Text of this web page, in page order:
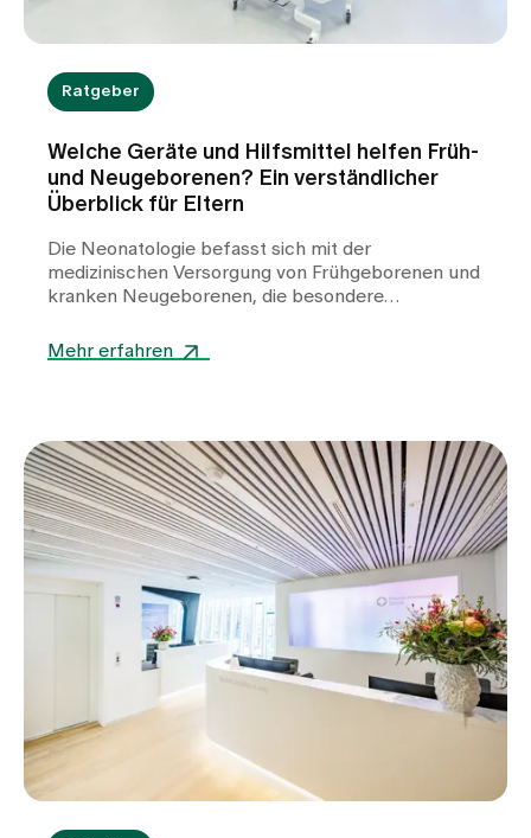
Ratgeber
Welche Geräte und Hilfsmittel helfen Früh-
und Neugeborenen? Ein verständlicher
Überblick für Eltern
Die Neonatologie befasst sich mit der
medizinischen Versorgung von Frühgeborenen und
kranken Neugeborenen, die besondere
Neonatologie am Spital Zollikerberg werden
lebenswichtige Funktionen zu stabilisieren, die
Entwicklung zu unterstützen und den kleinen
Patientinnen und Patienten einen bestmöglichen
Start ins Leben zu ermöglichen.
Mehr erfahren